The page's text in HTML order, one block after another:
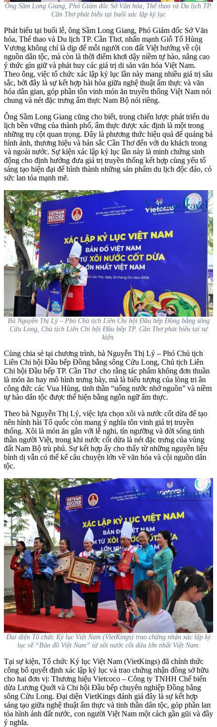
Ông Sầm Long Giang, Phó Giám đốc Sở Văn hóa, Thể thao và Du lịch TP.
Cần Thơ phát biễu tại buổi xác lập kỷ lục
Phát biểu tại buổi lễ, ông Sầm Long Giang, Phó Giám đốc Sở Văn
hóa, Thể thao và Du lịch TP. Cần Thơ, nhấn mạnh Giỗ Tổ Hùng
Vương không chỉ là dịp để mỗi người con đất Việt hướng về cội
nguồn dân tộc, mà còn là thời điểm khơi dậy niềm tự hào, nâng cao
ý thức gìn giữ và phát huy các giá trị di sản văn hóa Việt Nam.
Theo ông, việc tổ chức xác lập kỷ lục lần này mang nhiều giá trị sâu
sắc, bởi đây là sự kết hợp hài hòa giữa nghệ thuật ẩm thực và văn
hóa dân gian, góp phần tôn vinh món ăn truyền thống Việt Nam nói
chung và nét đặc trưng ẩm thực Nam Bộ nói riêng.
Ông Sầm Long Giang cũng cho biết, trong chiến lược phát triển du
lịch bền vững của thành phố, ẩm thực được xác định là một trong
những trụ cột quan trọng. Đây là phương thức hiệu quả để quảng bá
hình ảnh, thương hiệu và bản sắc Cần Thơ đến với du khách trong
và ngoài nước. Sự kiện xác lập kỷ lục lần này là minh chứng sinh
động cho định hướng đưa giá trị truyền thống kết hợp cùng yếu tố
sáng tạo hiện đại để hình thành những sản phẩm du lịch độc đáo, có
sức lan tỏa mạnh mẽ.
Bà Nguyễn Thị Lý – Phó Chủ tịch Liên Chi hội Đầu bếp Đồng bằng sông
Cửu Long, Chủ tịch Liên Chi hội Đầu bếp TP. Cần Thơ phát biểu tại sự
kiện.
Cùng chia sẻ tại chương trình, bà Nguyễn Thị Lý – Phó Chủ tịch
Liên Chi hội Đầu bếp Đồng bằng sông Cửu Long, Chủ tịch Liên
Chi hội Đầu bếp TP. Cần Thơ cho rằng tác phẩm không đơn thuần
là món ăn hay mô hình trưng bày, mà là biểu tượng của lòng tri ân
công đức các Vua Hùng, tinh thần “uống nước nhớ nguồn” và niềm
tự hào dân tộc được thể hiện bằng ngôn ngữ ẩm thực.
Theo bà Nguyễn Thị Lý, việc lựa chọn xôi và nước cốt dừa để tạo
nên hình hài Tổ quốc còn mang ý nghĩa tôn vinh giá trị truyền
thống. Xôi là món ăn gắn với lễ nghi, tín ngưỡng và đời sống tinh
thần người Việt, trong khi nước cốt dừa là nét đặc trưng của vùng
đất Nam Bộ trù phú. Sự kết hợp ấy cho thấy từ những nguyên liệu
bình dị vẫn có thể kể câu chuyện lớn về văn hóa và cội nguồn dân
tộc.
Đại diện Tổ chức Kỷ lục Việt Nam (VietKings) trao chứng nhận xác lập kỷ
lục về “Bản đồ Việt Nam” từ xôi nước cốt dừa lớn nhất Việt Nam.
Tại sự kiện, Tổ chức Kỷ lục Việt Nam (VietKings) đã chính thức
công bố quyết định xác lập kỷ lục và trao chứng nhận đồng sở hữu
cho hai đơn vị: Thương hiệu Vietcoco – Công ty TNHH Chế biến
dừa Lương Quới và Chi hội Đầu bếp chuyên nghiệp Đồng bằng
sông Cửu Long. Đại diện VietKings đánh giá đây là sự kết hợp
sáng tạo giữa nghệ thuật ẩm thực và tinh thần dân tộc, góp phần lan
tỏa hình ảnh đất nước, con người Việt Nam một cách gần gũi và đầy
ý nghĩa.